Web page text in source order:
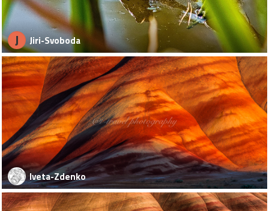
J Jiri-Svoboda
Iveta-Zdenko